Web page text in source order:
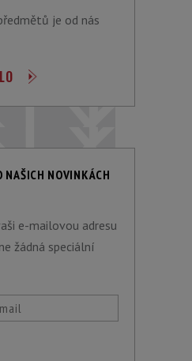
je od nás
NAŠICH NOVINKÁCH
e-mailovou adresu
žádná speciální